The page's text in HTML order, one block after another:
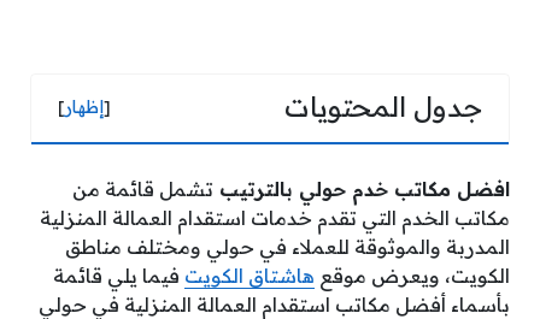
جدول المحتويات [إظهار]
افضل مكاتب خدم حولي بالترتيب تشمل قائمة من
مكاتب الخدم التي تقدم خدمات استقدام العمالة المنزلية
المدربة والموثوقة للعملاء في حولي ومختلف مناطق
الكويت، ويعرض موقع هاشتاق الكويت فيما يلي قائمة
بأسماء أفضل مكاتب استقدام العمالة المنزلية في حولي